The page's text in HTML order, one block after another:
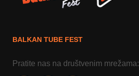
BALKAN TUBE FEST
Pratite nas na društvenim mrežama: